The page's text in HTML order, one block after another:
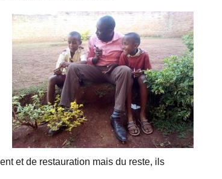
et de restauration mais du reste, ils